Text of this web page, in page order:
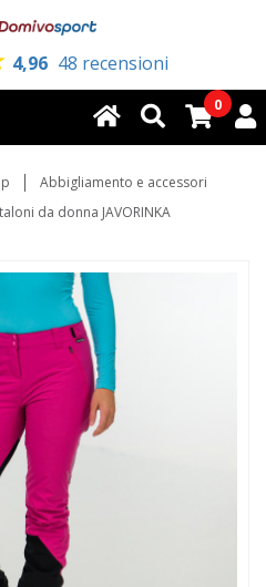
4,96 48 recensioni
0
Abbigliamento e accessori
da donna JAVORINKA